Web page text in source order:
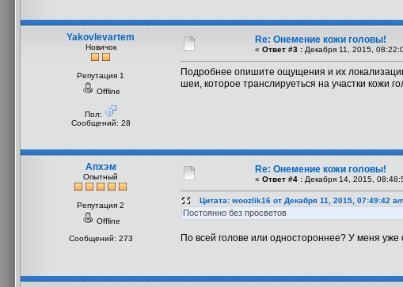
Yakovlevartem
Новичок
Репутация 1
Offline
Пол:
Сообщений: 28
Re: Онемение кожи головы!
« Ответ #3 : Декабря 11, 2015,
Подробнее опишите ощущения и их
шеи, которое транслируеться на участки
Апхэм
Опытный
Репутация 2
Offline
Сообщений: 273
Re: Онемение кожи головы!
« Ответ #4 : Декабря 14, 2015,
Цитата: woozlik16 от Декабря 11, 2015, 07:49:42
Постоянно без просветов
По всей голове или одностороннее? У меня